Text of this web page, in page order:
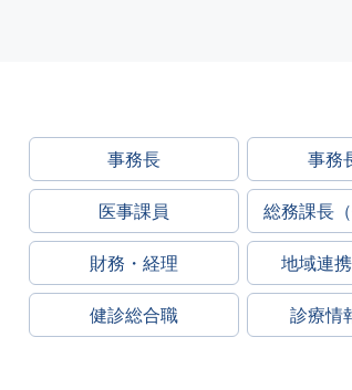
事務長 事務
医事課員 総務課長（
財務・経理 地域連
健診総合職 診療情